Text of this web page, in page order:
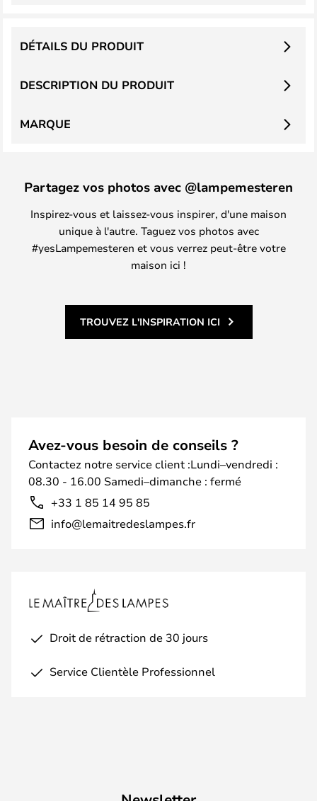
DESCRIPTION DU PRODUIT
DÉTAILS DU PRODUIT
MARQUE
Partagez vos photos avec @lampemesteren
Inspirez-vous et laissez-vous inspirer, d'une maison
unique à l'autre. Taguez vos photos avec
#yesLampemesteren et vous verrez peut-être votre
maison ici !
TROUVEZ L'INSPIRATION ICI
Avez-vous besoin de conseils ?
Contactez notre service client :Lundi–vendredi :
08.30 - 16.00 Samedi–dimanche : fermé
+33 1 85 14 95 85
info@lemaitredeslampes.fr
Droit de rétraction de 30 jours
Service Clientèle Professionnel